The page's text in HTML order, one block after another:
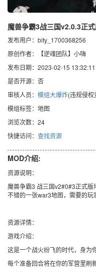
魔兽争霸3战三国v2.0.3正
发布用户：bity_1700368256
原创作者：【逆魂团队】小嗨
发布日期：2023-02-15 13:32:11
是否开源：否
审核人员： 模组大爆炸(违规侵
模组标签：地图
浏览次数：24
快捷访问： 查找资源
MOD介绍:
资源说明：
魔兽争霸3 战三国v2#0#3正式版
不错的一张war3地图，需要的玩
资源详情：
游戏介绍：
这是一个战火纷飞的时代，身为
每个准备回合将在你的军营里刷